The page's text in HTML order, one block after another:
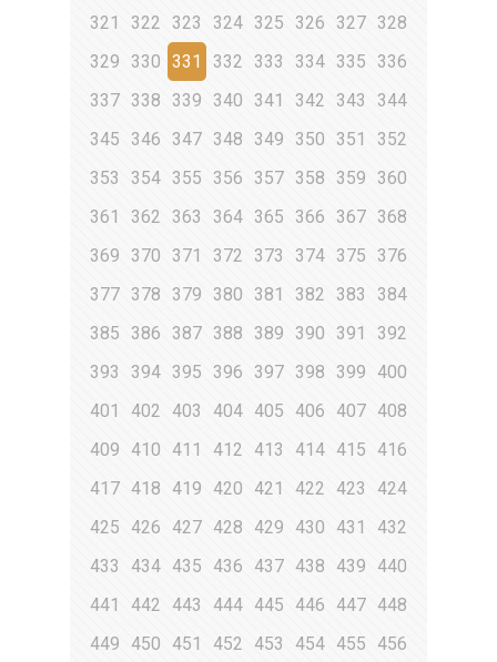
321 322 323 324 325 326 327 328
329
330 331 332 333 334 335
336
337 338 339 340 341 342 343
344
345
346 347 348 349 350 351
352
353
354 355 356 357 358 359 360
361
362 363 364 365 366 367 368
369
370 371 372 373 374 375 376
377 378 379 380 381 382 383
384
385
386 387 388 389 390 391
392
393
394 395 396 397 398 399
400
401
402 403 404 405 406 407 408
409
410 411 412 413 414 415
416
417 418 419 420 421 422 423
424
425
426 427 428 429 430 431
432
433
434 435 436 437 438 439
440
441
442 443 444 445 446 447 448
449
450 451 452 453 454 455
456